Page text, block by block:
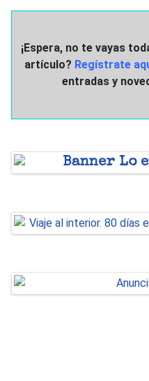
¡Espera, no te vayas
artículo? Regístrate
entradas y